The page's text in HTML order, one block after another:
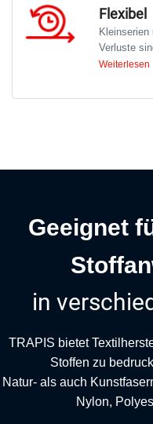
Flexibel
Kleinserien
Verluste
Weiterlesen
Geeignet
in
TRAPIS bietet
Stoffen zu
Natur- als auch
Nylon,